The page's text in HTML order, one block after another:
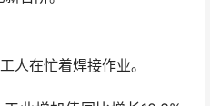
人在忙着焊接作业。